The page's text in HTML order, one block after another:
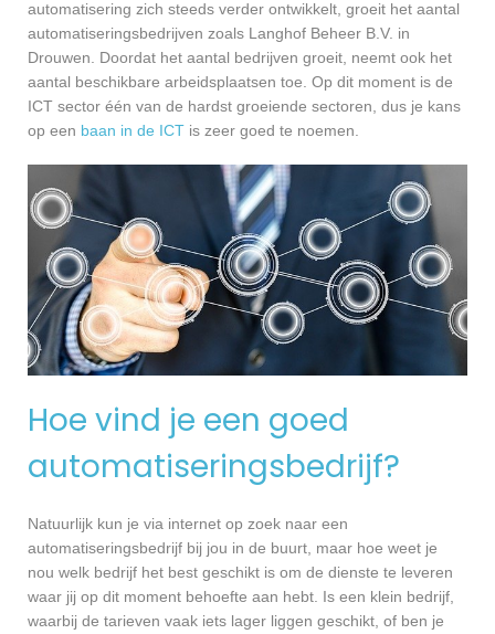
automatisering zich steeds verder ontwikkelt, groeit het aantal
automatiseringsbedrijven zoals Langhof Beheer B.V. in
Drouwen. Doordat het aantal bedrijven groeit, neemt ook het
aantal beschikbare arbeidsplaatsen toe. Op dit moment is de
ICT sector één van de hardst groeiende sectoren, dus je kans
op een baan in de ICT is zeer goed te noemen.
Hoe vind je een goed
automatiseringsbedrijf?
Natuurlijk kun je via internet op zoek naar een
automatiseringsbedrijf bij jou in de buurt, maar hoe weet je
nou welk bedrijf het best geschikt is om de dienste te leveren
waar jij op dit moment behoefte aan hebt. Is een klein bedrijf,
waarbij de tarieven vaak iets lager liggen geschikt, of ben je